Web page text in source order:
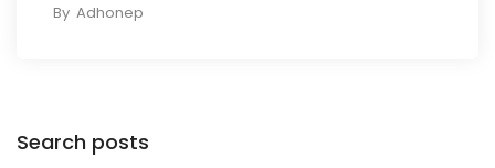
By Adhonep
Search posts